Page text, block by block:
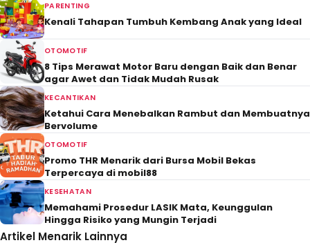
PARENTING
Kenali Tahapan Tumbuh Kembang Anak yang Ideal
OTOMOTIF
8 Tips Merawat Motor Baru dengan Baik dan Benar
agar Awet dan Tidak Mudah Rusak
KECANTIKAN
Ketahui Cara Menebalkan Rambut dan Membuatnya
Bervolume
OTOMOTIF
Promo THR Menarik dari Bursa Mobil Bekas
Terpercaya di mobil88
KESEHATAN
Memahami Prosedur LASIK Mata, Keunggulan
Hingga Risiko yang Mungin Terjadi
Artikel Menarik Lainnya